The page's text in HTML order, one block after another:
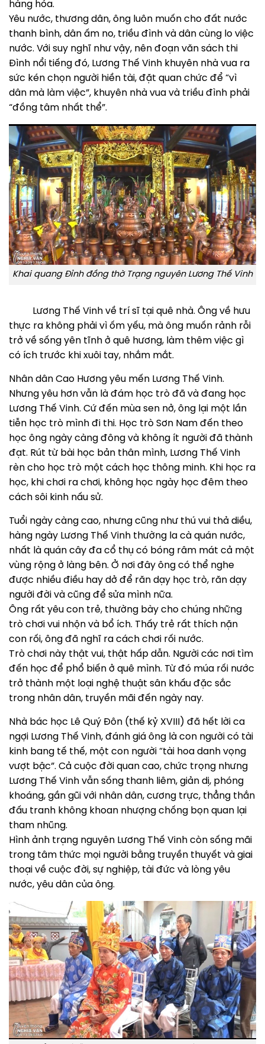
hàng hóa.
Yêu nước, thương dân, ông luôn muốn cho đất nước
thanh bình, dân ấm no, triều đình và dân cùng lo việc
nước. Với suy nghĩ như vậy, nên đoạn văn sách thi
Đình nổi tiếng đó, Lương Thế Vinh khuyên nhà vua ra
sức kén chọn người hiền tài, đặt quan chức để “vì
dân mà làm việc”, khuyên nhà vua và triều đình phải
“đồng tâm nhất thể”.
Khai quang Đỉnh đồng thờ Trạng nguyên Lương Thế Vinh
Lương Thế Vinh về trí sĩ tại quê nhà. Ông về hưu
thực ra không phải vì ốm yếu, mà ông muốn rảnh rỗi
trở về sống yên tĩnh ở quê hương, làm thêm việc gì
có ích trước khi xuôi tay, nhắm mắt.
Nhân dân Cao Hương yêu mến Lương Thế Vinh.
Nhưng yêu hơn vẫn là đám học trò đã và đang học
Lương Thế Vinh. Cứ đến mùa sen nở, ông lại một lần
tiễn học trò mình đi thi. Học trò Sơn Nam đến theo
học ông ngày càng đông và không ít người đã thành
đạt. Rút từ bài học bản thân mình, Lương Thế Vinh
rèn cho học trò một cách học thông minh. Khi học ra
học, khi chơi ra chơi, không học ngày học đêm theo
cách sôi kinh nấu sử.
Tuổi ngày càng cao, nhưng cũng như thú vui thả diều,
hàng ngày Lương Thế Vinh thường la cà quán nước,
nhất là quán cây đa cổ thụ có bóng râm mát cả một
vùng rộng ở làng bên. Ở nơi đây ông có thể nghe
được nhiều điều hay dở để răn dạy học trò, răn dạy
người đời và cũng để sửa mình nữa.
Ông rất yêu con trẻ, thường bày cho chúng những
trò chơi vui nhộn và bổ ích. Thấy trẻ rất thích nặn
con rối, ông đã nghĩ ra cách chơi rối nước.
Trò chơi này thật vui, thật hấp dẫn. Người các nơi tìm
đến học để phổ biến ở quê mình. Từ đó múa rối nước
trở thành một loại nghệ thuật sân khấu đặc sắc
trong nhân dân, truyền mãi đến ngày nay.
Nhà bác học Lê Quý Đôn (thế kỷ XVIII) đã hết lời ca
ngợi Lương Thế Vinh, đánh giá ông là con người có tài
kinh bang tế thế, một con người “tài hoa danh vọng
vượt bậc”. Cả cuộc đời quan cao, chức trọng nhưng
Lương Thế Vinh vẫn sống thanh liêm, giản dị, phóng
khoáng, gần gũi với nhân dân, cương trực, thẳng thắn
đấu tranh không khoan nhượng chống bọn quan lại
tham nhũng.
Hình ảnh trạng nguyên Lương Thế Vinh còn sống mãi
trong tâm thức mọi người bằng truyền thuyết và giai
thoại về cuộc đời, sự nghiệp, tài đức và lòng yêu
nước, yêu dân của ông.